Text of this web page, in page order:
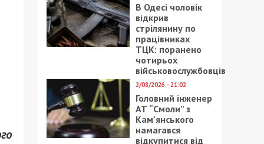
В Одесі чоловік
відкрив
стрілянину по
працівниках
ТЦК: поранено
чотирьох
військовослужбовців
2/08/2026 - 21:02
Головний інженер
АТ “Смоли” з
Кам’янського
намагався
відкупитися від